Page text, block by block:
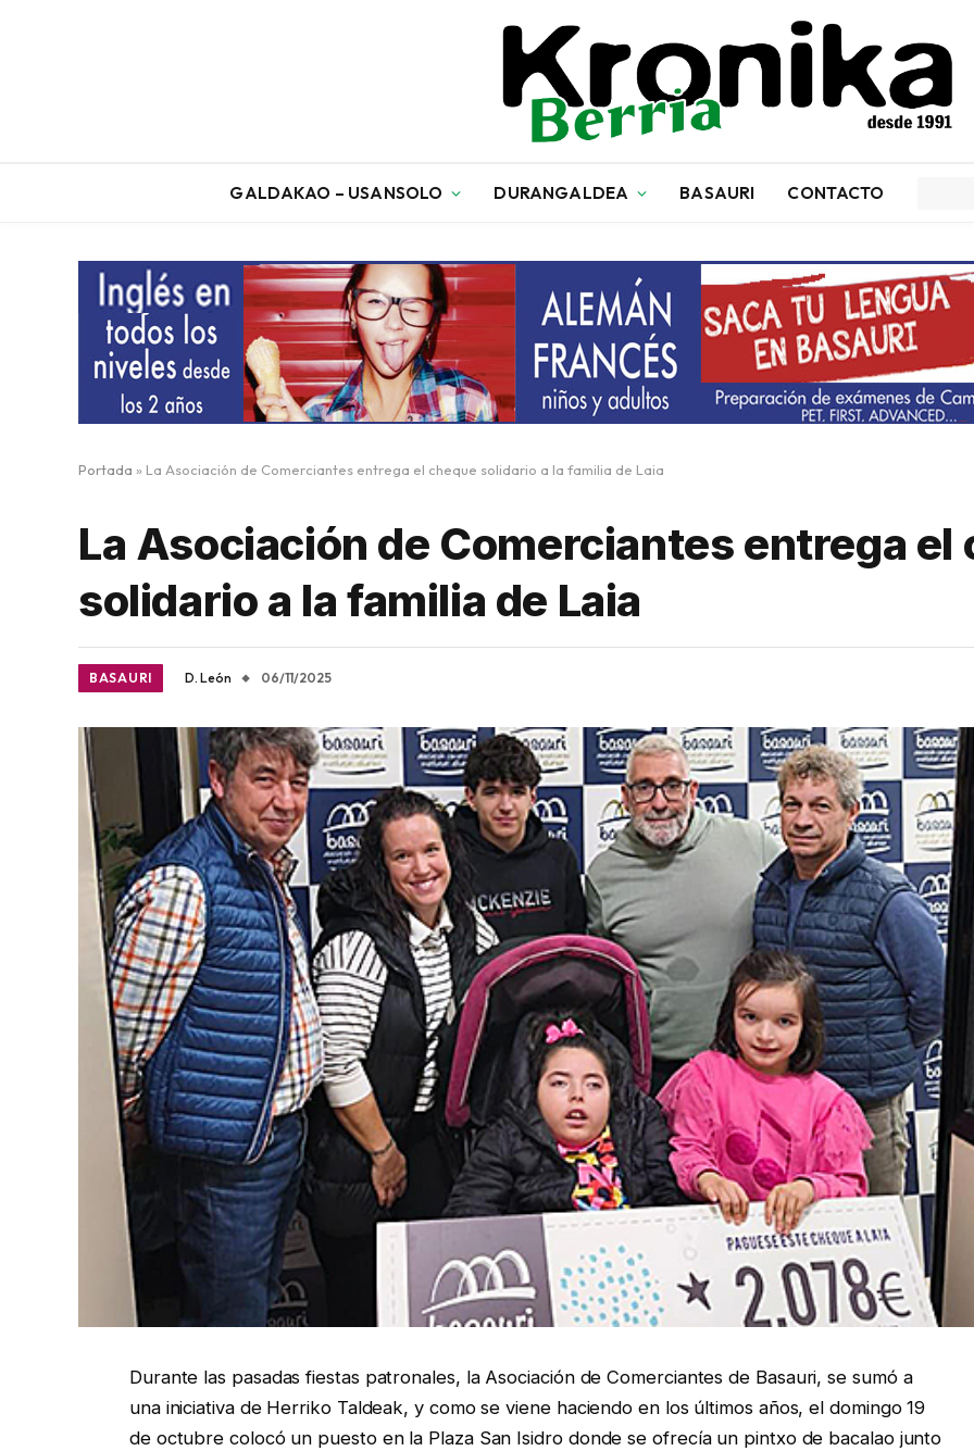
GALDAKAO – USANSOLO DURANGALDEA BASAURI CONTACTO
Portada » La Asociación de Comerciantes entrega el cheque solidario a la familia de Laia
La Asociación de Comerciantes entrega el
solidario a la familia de Laia
BASAURI D. León 06/11/2025
Durante las pasadas fiestas patronales, la Asociación de Comerciantes de Basauri, se sumó a
una iniciativa de Herriko Taldeak, y como se viene haciendo en los últimos años, el domingo 19
de octubre colocó un puesto en la Plaza San Isidro donde se ofrecía un pintxo de bacalao junto